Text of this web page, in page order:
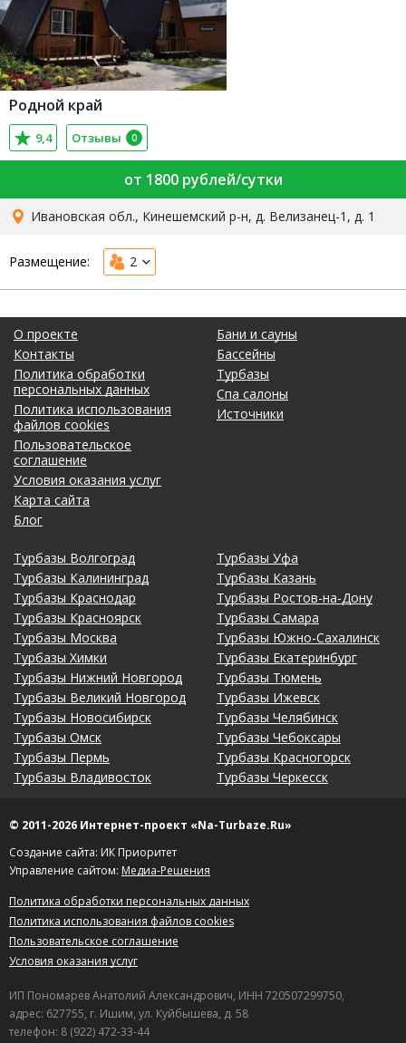
Родной край
9,4 Отзывы 0
от 1800 рублей/сутки
Ивановская обл., Кинешемский р-н, д. Велизанец-1, д. 1
Размещение: 2
О проекте
Контакты
Политика обработки
персональных данных
Политика использования
файлов cookies
Пользовательское
соглашение
Условия оказания услуг
Карта сайта
Блог
Бани и сауны
Бассейны
Турбазы
Спа салоны
Источники
Турбазы Волгоград
Турбазы Калининград
Турбазы Краснодар
Турбазы Красноярск
Турбазы Москва
Турбазы Химки
Турбазы Нижний Новгород
Турбазы Великий Новгород
Турбазы Новосибирск
Турбазы Омск
Турбазы Пермь
Турбазы Владивосток
Турбазы Уфа
Турбазы Казань
Турбазы Ростов-на-Дону
Турбазы Самара
Турбазы Южно-Сахалинск
Турбазы Екатеринбург
Турбазы Тюмень
Турбазы Ижевск
Турбазы Челябинск
Турбазы Чебоксары
Турбазы Красногорск
Турбазы Черкесск
© 2011-2026 Интернет-проект «Na-Turbaze.Ru»
Создание сайта: ИК Приоритет
Управление сайтом: Медиа-Решения
Политика обработки персональных данных
Политика использования файлов cookies
Пользовательское соглашение
Условия оказания услуг
ИП Пономарев Анатолий Александрович, ИНН 720507299750,
адрес: 627755, г. Ишим, ул. Куйбышева, д. 58
телефон: 8 (922) 472-33-44